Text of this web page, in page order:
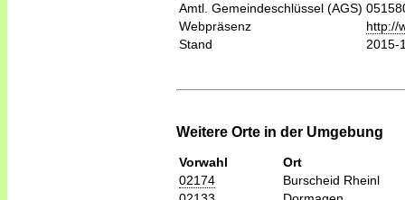
Amtl. Gemeindeschlüssel (AGS)
Webpräsenz
http://
Stand
2015-
Weitere Orte in der Umgebung
Vorwahl
Ort
02174
Burscheid Rheinl